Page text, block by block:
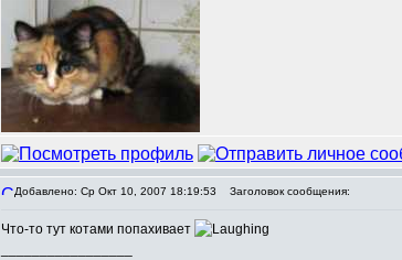
Добавлено: Ср Окт 10, 2007 18:19:53 Заголовок сообщения:
Что-то тут котами попахивает